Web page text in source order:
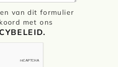
van dit formulier
met ons